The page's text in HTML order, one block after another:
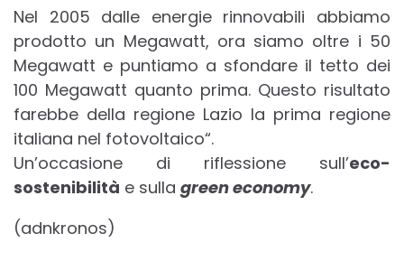
Nel 2005 dalle energie rinnovabili abbiamo
prodotto un Megawatt, ora siamo oltre i 50
Megawatt e puntiamo a sfondare il tetto dei
100 Megawatt quanto prima. Questo risultato
farebbe della regione Lazio la prima regione
italiana nel fotovoltaico“.
Un’occasione di riflessione sull’eco-
sostenibilità e sulla green economy.
(adnkronos)